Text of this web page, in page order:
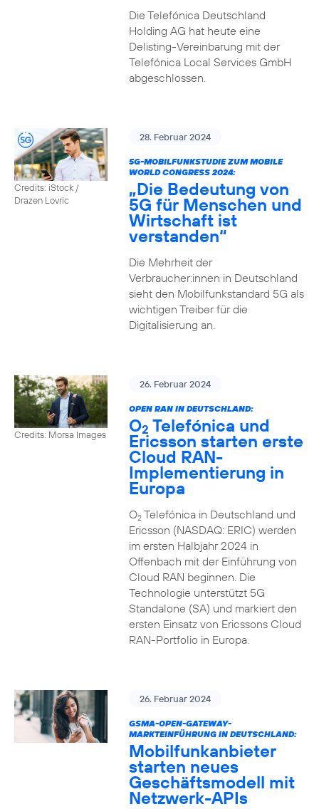
Die Telefónica Deutschland
Holding AG hat heute eine
Delisting-Vereinbarung mit der
Telefónica Local Services GmbH
abgeschlossen.
Credits: iStock /
Drazen Lovric
28. Februar 2024
5G-MOBILFUNKSTUDIE ZUM MOBILE
WORLD CONGRESS 2024:
„Die Bedeutung von
5G für Menschen und
Wirtschaft ist
verstanden“
Die Mehrheit der
Verbraucher:innen in Deutschland
sieht den Mobilfunkstandard 5G als
wichtigen Treiber für die
Digitalisierung an.
Credits: Morsa Images
26. Februar 2024
OPEN RAN IN DEUTSCHLAND:
O2 Telefónica und
Ericsson starten erste
Cloud RAN-
Implementierung in
Europa
O2Telefónica in Deutschland und
Ericsson (NASDAQ: ERIC) werden
im ersten Halbjahr 2024 in
Offenbach mit der Einführung von
Cloud RAN beginnen. Die
Technologie unterstützt 5G
Standalone (SA) und markiert den
ersten Einsatz von Ericssons Cloud
RAN-Portfolio in Europa.
26. Februar 2024
GSMA-OPEN-GATEWAY-
MARKTEINFÜHRUNG IN DEUTSCHLAND:
Mobilfunkanbieter
starten neues
Geschäftsmodell mit
Netzwerk-APIs